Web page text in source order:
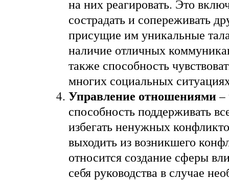
на них реагировать. Это
сострадать и сопереживать
присущие им уникальные
наличие отличных
также способность
многих социальных
Управление отношениями–
способность поддерживать
избегать ненужных
выходить из возникшего
относится создание сферы
себя руководства в случае